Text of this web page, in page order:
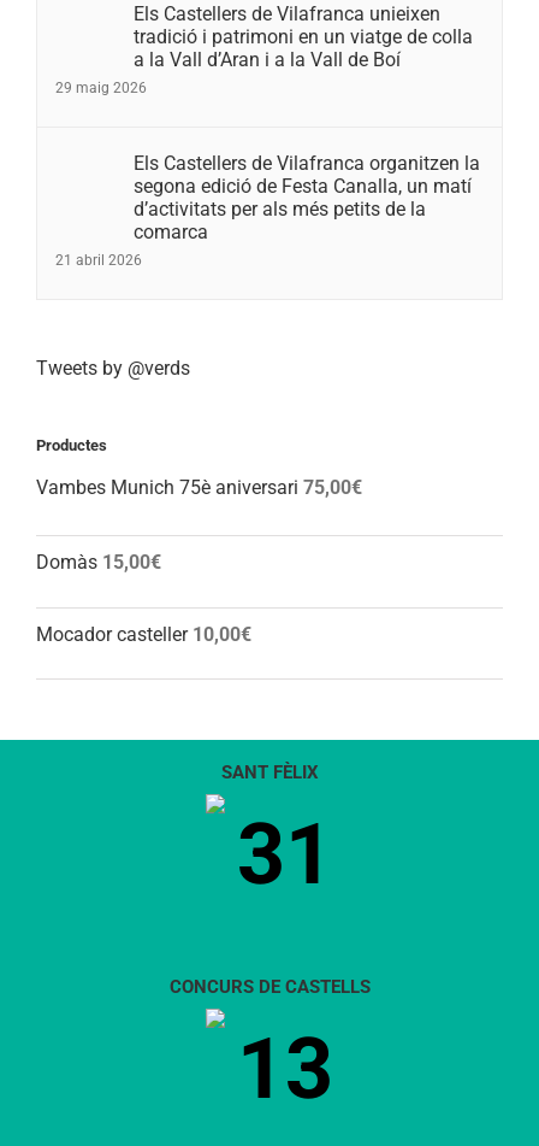
Els Castellers de Vilafranca unieixen
tradició i patrimoni en un viatge de colla
a la Vall d’Aran i a la Vall de Boí
29 maig 2026
Els Castellers de Vilafranca organitzen la
segona edició de Festa Canalla, un matí
d’activitats per als més petits de la
comarca
21 abril 2026
Tweets by @verds
Productes
Vambes Munich 75è aniversari 75,00€
Domàs 15,00€
Mocador casteller 10,00€
SANT FÈLIX
31
CONCURS DE CASTELLS
13